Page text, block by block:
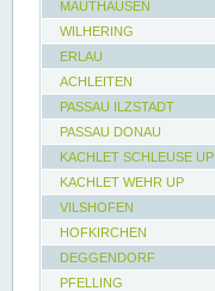
MAUTHAUSEN
WILHERING
ERLAU
ACHLEITEN
PASSAU ILZSTADT
PASSAU DONAU
KACHLET SCHLEUSE UP
KACHLET WEHR UP
VILSHOFEN
HOFKIRCHEN
DEGGENDORF
PFELLING